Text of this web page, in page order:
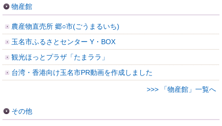
物産館
農産物直売所 郷○市(ごうまるいち)
玉名市ふるさとセンター Y・BOX
観光ほっとプラザ「たまララ」
台湾・香港向け玉名市PR動画を作成しました
>>> 「物産館」一覧へ
その他